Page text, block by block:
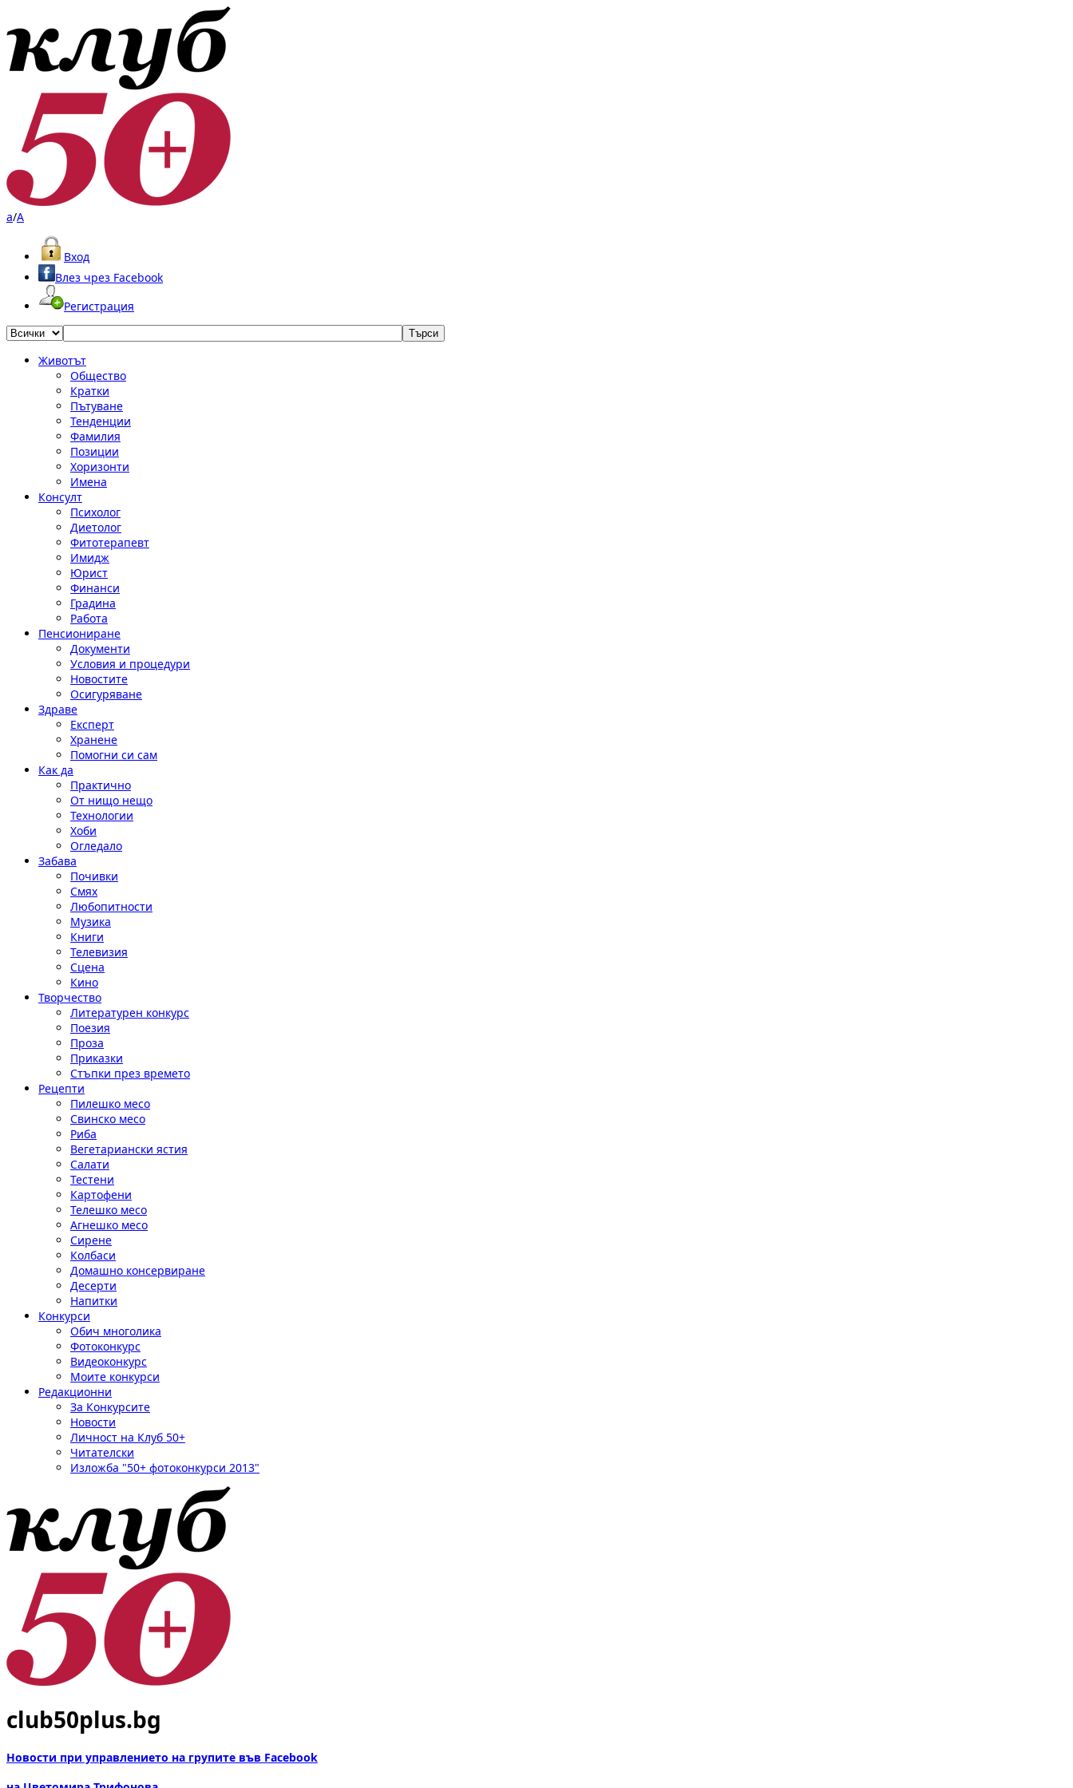
a/A
Вход
Влез чрез Facebook
Регистрация
Животът
Общество
Кратки
Пътуване
Тенденции
Фамилия
Позиции
Хоризонти
Имена
Консулт
Психолог
Диетолог
Фитотерапевт
Имидж
Юрист
Финанси
Градина
Работа
Пенсиониране
Документи
Условия и процедури
Новостите
Осигуряване
Здраве
Експерт
Хранене
Помогни си сам
Как да
Практично
От нищо нещо
Технологии
Хоби
Огледало
Забава
Почивки
Смях
Любопитности
Музика
Книги
Телевизия
Сцена
Кино
Творчество
Литературен конкурс
Поезия
Проза
Приказки
Стъпки през времето
Рецепти
Пилешко месо
Свинско месо
Риба
Вегетариански ястия
Салати
Тестени
Картофени
Телешко месо
Агнешко месо
Сирене
Колбаси
Домашно консервиране
Десерти
Напитки
Конкурси
Обич многолика
Фотоконкурс
Видеоконкурс
Моите конкурси
Редакционни
За Конкурсите
Новости
Личност на Клуб 50+
Читателски
Изложба "50+ фотоконкурси 2013"
club50plus.bg
Новости при управлението на групите във Facebook